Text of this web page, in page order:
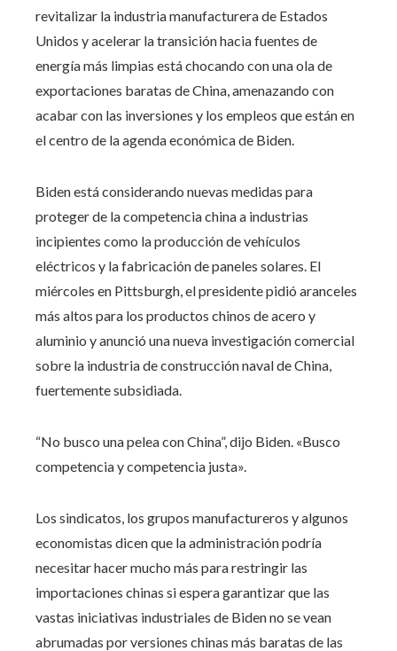
revitalizar la industria manufacturera de Estados
Unidos y acelerar la transición hacia fuentes de
energía más limpias está chocando con una ola de
exportaciones baratas de China, amenazando con
acabar con las inversiones y los empleos que están en
el centro de la agenda económica de Biden.
Biden está considerando nuevas medidas para
proteger de la competencia china a industrias
incipientes como la producción de vehículos
eléctricos y la fabricación de paneles solares. El
miércoles en Pittsburgh, el presidente pidió aranceles
más altos para los productos chinos de acero y
aluminio y anunció una nueva investigación comercial
sobre la industria de construcción naval de China,
fuertemente subsidiada.
“No busco una pelea con China”, dijo Biden. «Busco
competencia y competencia justa».
Los sindicatos, los grupos manufactureros y algunos
economistas dicen que la administración podría
necesitar hacer mucho más para restringir las
importaciones chinas si espera garantizar que las
vastas iniciativas industriales de Biden no se vean
abrumadas por versiones chinas más baratas de las